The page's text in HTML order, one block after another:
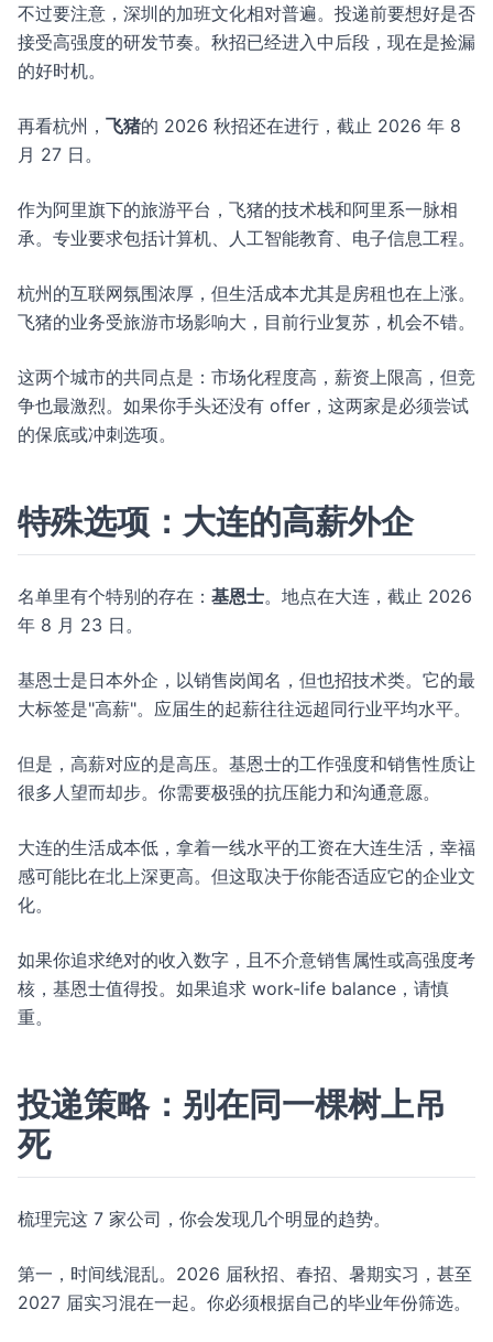
不过要注意，深圳的加班文化相对普遍。投递前要想好是否
接受高强度的研发节奏。秋招已经进入中后段，现在是捡漏
的好时机。
再看杭州， 飞猪的 2026 秋招还在进行，截止 2026 年 8
月 27 日。
作为阿里旗下的旅游平台，飞猪的技术栈和阿里系一脉相
承。专业要求包括计算机、人工智能教育、电子信息工程。
杭州的互联网氛围浓厚，但生活成本尤其是房租也在上涨。
飞猪的业务受旅游市场影响大，目前行业复苏，机会不错。
这两个城市的共同点是：市场化程度高，薪资上限高，但竞
争也最激烈。如果你手头还没有 offer，这两家是必须尝试
的保底或冲刺选项。
特殊选项：大连的高薪外企
名单里有个特别的存在： 基恩士。地点在大连，截止 2026
年 8 月 23 日。
基恩士是日本外企，以销售岗闻名，但也招技术类。它的最
大标签是"高薪"。应届生的起薪往往远超同行业平均水平。
但是，高薪对应的是高压。基恩士的工作强度和销售性质让
很多人望而却步。你需要极强的抗压能力和沟通意愿。
大连的生活成本低，拿着一线水平的工资在大连生活，幸福
感可能比在北上深更高。但这取决于你能否适应它的企业文
化。
如果你追求绝对的收入数字，且不介意销售属性或高强度考
核，基恩士值得投。如果追求 work-life balance，请慎
重。
投递策略：别在同一棵树上吊
死
梳理完这 7 家公司，你会发现几个明显的趋势。
第一，时间线混乱。2026 届秋招、春招、暑期实习，甚至
2027 届实习混在一起。你必须根据自己的毕业年份筛选。